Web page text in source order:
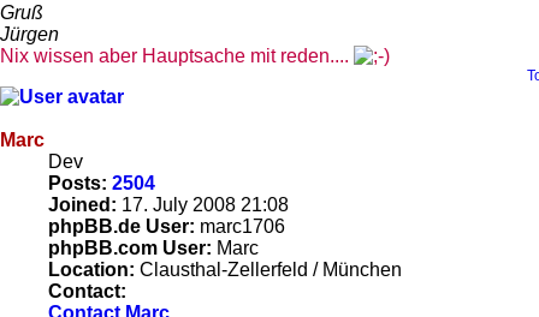
Gruß
Jürgen
Nix wissen aber Hauptsache mit reden....
Marc
Dev
Posts: 2504
Joined: 17. July 2008 21:08
phpBB.de User: marc1706
phpBB.com User: Marc
Location: Clausthal-Zellerfeld / München
Contact: